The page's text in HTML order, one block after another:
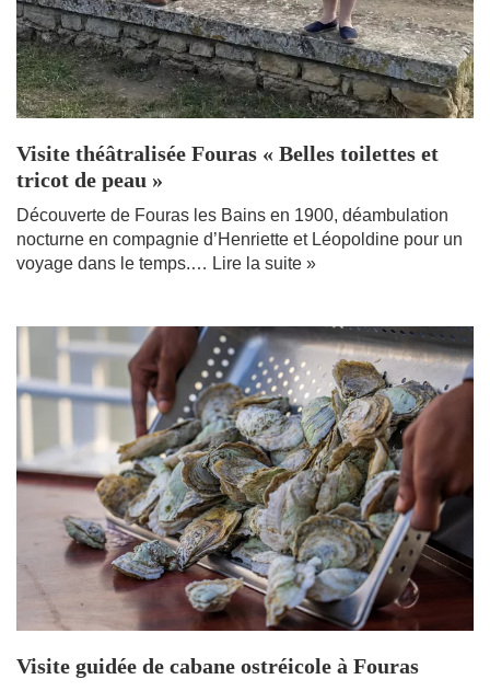
Visite théâtralisée Fouras « Belles toilettes et
tricot de peau »
Découverte de Fouras les Bains en 1900, déambulation
nocturne en compagnie d’Henriette et Léopoldine pour un
voyage dans le temps.… Lire la suite »
Visite guidée de cabane ostréicole à Fouras